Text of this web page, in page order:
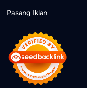
Pasang Iklan